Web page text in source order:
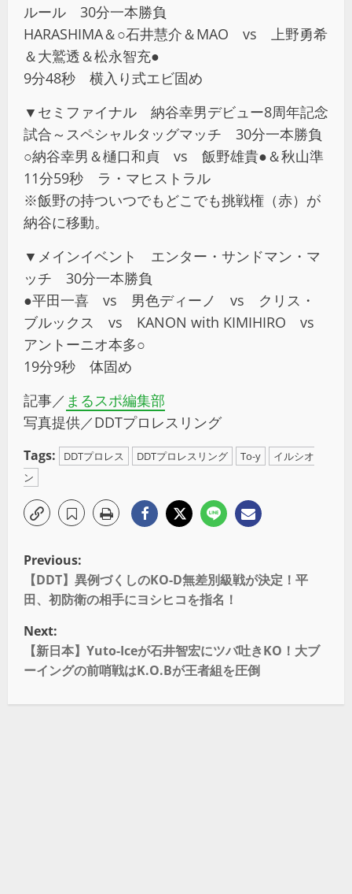
ルール 30分一本勝負
HARASHIMA＆○石井慧介＆MAO vs 上野勇希
＆大鷲透＆松永智充●
9分48秒 横入り式エビ固め
▼セミファイナル 納谷幸男デビュー8周年記念
試合～スペシャルタッグマッチ 30分一本勝負
○納谷幸男＆樋口和貞 vs 飯野雄貴●＆秋山準
11分59秒 ラ・マヒストラル
※飯野の持ついつでもどこでも挑戦権（赤）が
納谷に移動。
▼メインイベント エンター・サンドマン・マ
ッチ 30分一本勝負
●平田一喜 vs 男色ディーノ vs クリス・
ブルックス vs KANON with KIMIHIRO vs
アントーニオ本多○
19分9秒 体固め
記事／ まるスポ編集部
写真提供／DDTプロレスリング
Tags: DDTプロレス DDTプロレスリング To-y
イルシオ
ン
Previous:
【DDT】異例づくしのKO-D無差別級戦が決定！平
田、初防衛の相手にヨシヒコを指名！
Next:
【新日本】Yuto-Iceが石井智宏にツバ吐きKO！大ブ
ーイングの前哨戦はK.O.Bが王者組を圧倒